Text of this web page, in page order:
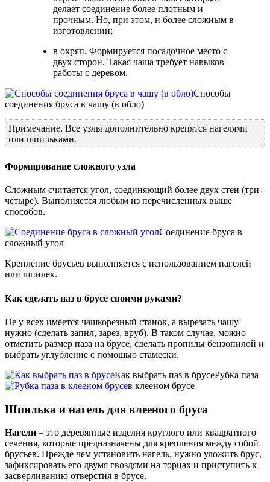
делает соединение более плотным и
прочным. Но, при этом, и более сложным в
изготовлении;
в охряп. Формируется посадочное место с
двух сторон. Такая чаша требует навыков
работы с деревом.
Способы
соединения бруса в чашу (в обло)
Примечание. Все узлы дополнительно крепятся нагелями
или шпильками.
Формирование сложного узла
Сложным считается угол, соединяющий более двух стен (три-
четыре). Выполняется любым из перечисленных выше
способов.
Соединение бруса в
сложный угол
Крепление брусьев выполняется с использованием нагелей
или шпилек.
Как сделать паз в брусе своими руками?
Не у всех имеется чашкорезный станок, а вырезать чашу
нужно (сделать запил, зарез, вруб). В таком случае, можно
отметить размер паза на брусе, сделать пропилы бензопилой и
выбрать углубление с помощью стамески.
Как выбрать паз в брусеРубка паза
в клееном брусе
Шпилька и нагель для клееного бруса
Нагели – это деревянные изделия круглого или квадратного
сечения, которые предназначены для крепления между собой
брусьев. Прежде чем установить нагель, нужно уложить брус,
зафиксировать его двумя гвоздями на торцах и приступить к
засверливанию отверстия в брусе.